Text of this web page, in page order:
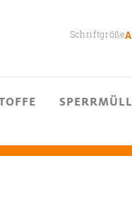
Schriftgröße
SPERRMÜLL